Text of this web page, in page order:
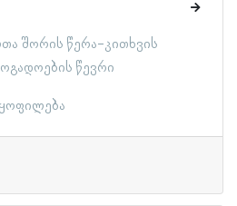
შორის წერა-კითხვის
წევრი